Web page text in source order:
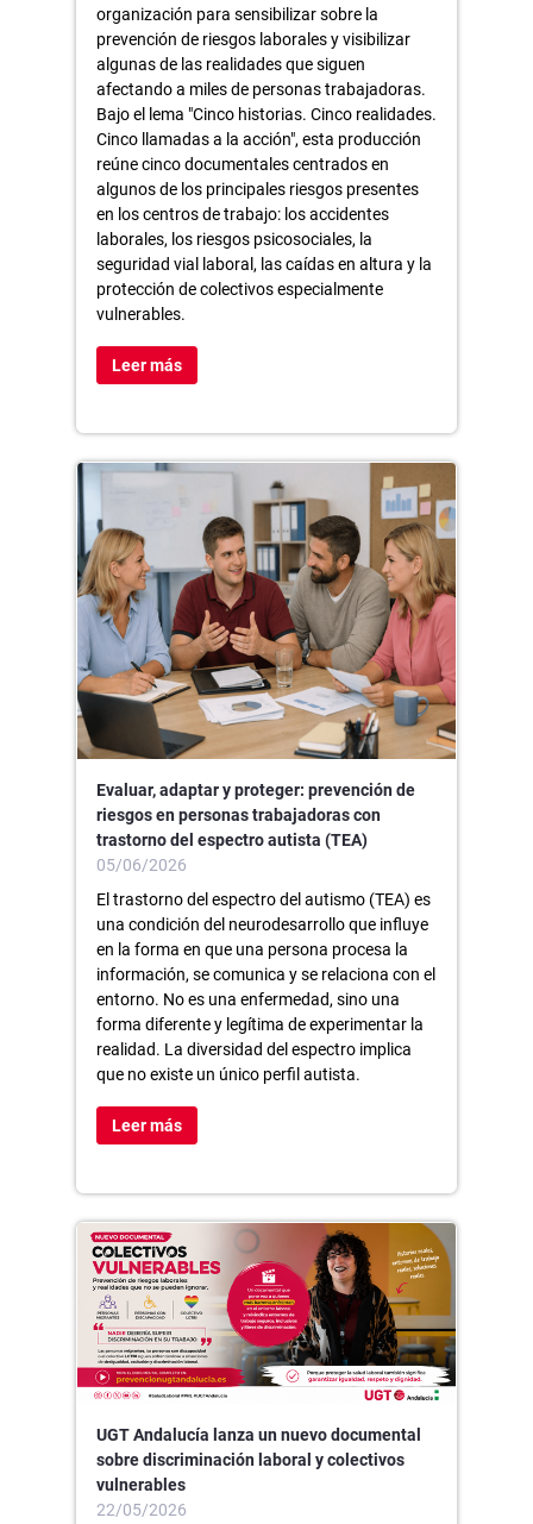
organización para sensibilizar sobre la
prevención de riesgos laborales y visibilizar
algunas de las realidades que siguen
afectando a miles de personas trabajadoras.
Bajo el lema "Cinco historias. Cinco realidades.
Cinco llamadas a la acción", esta producción
reúne cinco documentales centrados en
algunos de los principales riesgos presentes
en los centros de trabajo: los accidentes
laborales, los riesgos psicosociales, la
seguridad vial laboral, las caídas en altura y la
protección de colectivos especialmente
vulnerables.
Leer más
Evaluar, adaptar y proteger: prevención de
riesgos en personas trabajadoras con
trastorno del espectro autista (TEA)
05/06/2026
El trastorno del espectro del autismo (TEA) es
una condición del neurodesarrollo que influye
en la forma en que una persona procesa la
información, se comunica y se relaciona con el
entorno. No es una enfermedad, sino una
forma diferente y legítima de experimentar la
realidad. La diversidad del espectro implica
que no existe un único perfil autista.
Leer más
UGT Andalucía lanza un nuevo documental
sobre discriminación laboral y colectivos
vulnerables
22/05/2026